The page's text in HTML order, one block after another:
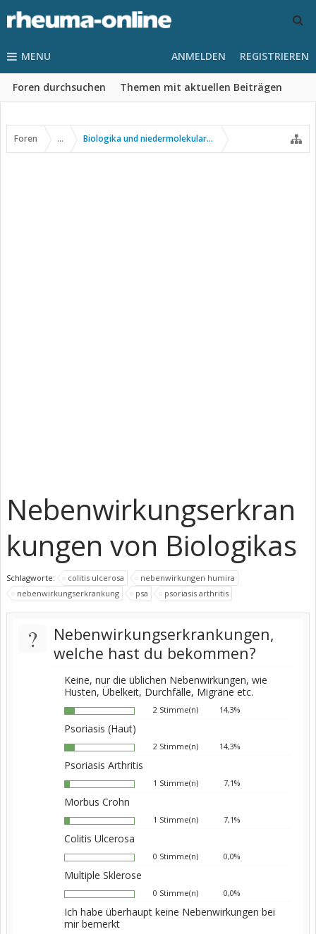
MENU
Foren durchsuchen Themen mit aktuellen Beiträgen
ANMELDEN REGISTRIEREN
Foren ... Biologika und niedermolekulare Wirkstoffe
Nebenwirkungserkran
kungen von Biologikas
Schlagworte: colitis ulcerosa
nebenwirkungen humira
nebenwirkungserkrankung
psa psoriasis arthritis
?
Nebenwirkungserkrankungen,
welche hast du bekommen?
Keine, nur die üblichen Nebenwirkungen, wie
Husten, Übelkeit, Durchfälle, Migräne etc.
2 Stimme(n) 14,3%
Psoriasis (Haut)
2 Stimme(n) 14,3%
Psoriasis Arthritis
1 Stimme(n) 7,1%
Morbus Crohn
1 Stimme(n) 7,1%
Colitis Ulcerosa
0 Stimme(n) 0,0%
Multiple Sklerose
0 Stimme(n) 0,0%
Ich habe überhaupt keine Nebenwirkungen bei
mir bemerkt